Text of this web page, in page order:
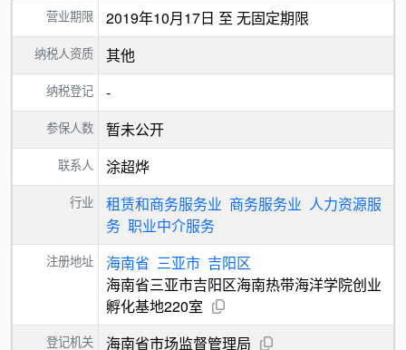
营业期限 2019年10月17日 至 无固定期限
纳税人资质 其他
纳税登记 -
参保人数 暂未公开
联系人 涂超烨
行业 租赁和商务服务业 商务服务业 人力资源服
务 职业中介服务
注册地址 海南省 三亚市 吉阳区
海南省三亚市吉阳区海南热带海洋学院创业
孵化基地220室
登记机关 海南省市场监督管理局